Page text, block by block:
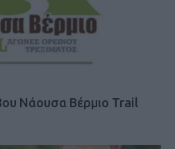
Νάουσα Βέρμιο Trail